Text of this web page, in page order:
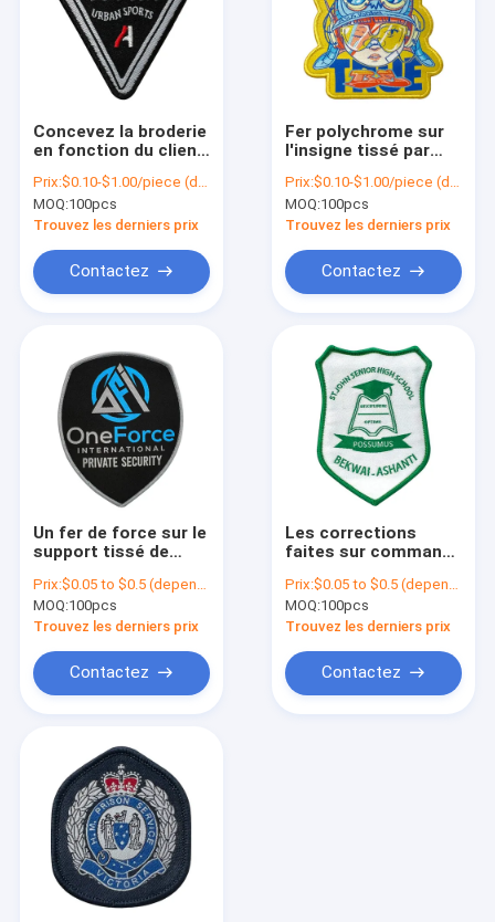
A propos de nous
Visite d'usine
nouvelles
Tous les cas
Fer sur les corrections brodées
Fer sur la correction tissée
Fer imprimé sur des corrections
Corrections brodées faites sur commande
3D a brodé des corrections
Logo Patch tissé
Corrections de broderie de Chenille
Screen Printed Patches
Chaînes principales brodées
Chaîne principale tissée
Chaînes principales de PVC
Concevez la broderie
en fonction du client
des sports urbains
Logo Iron On Woven
Patches
Prix:$0.10-$1.00/piece (depends on the design and order quantity)
MOQ:100pcs
Trouvez les derniers prix
Contactez
Fer polychrome sur
l'insigne tissé par
de corrections pour
des vêtements
Prix:$0.10-$1.00/piece (depends on the design and order quantity)
MOQ:100pcs
Trouvez les derniers prix
Contactez
Un fer de force sur le
support tissé de
de Merrow de
corrections
bavardent les
lavables
Prix:$0.05 to $0.5 (depends on the design and order quantity)
MOQ:100pcs
Trouvez les derniers prix
Contactez
Les corrections
faites sur commande
de couleur de PMS
imperméabilisent
pour coudre sur les
de broderie de fonte
Prix:$0.05 to $0.5 (depends on the design and order quantity)
MOQ:100pcs
Trouvez les derniers prix
Contactez